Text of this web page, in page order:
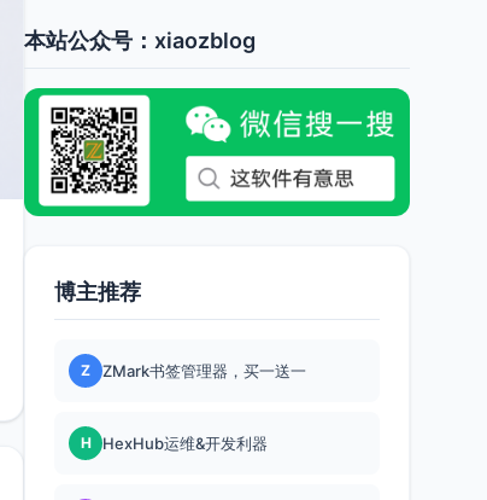
本站公众号：xiaozblog
博主推荐
Z ZMark书签管理器，买一送一
H HexHub运维&开发利器